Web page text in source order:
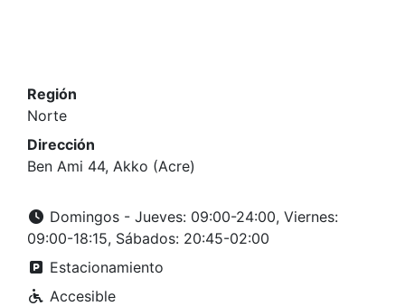
Región
Norte
Dirección
Ben Ami 44, Akko (Acre)
Domingos - Jueves: 09:00-24:00, Viernes:
09:00-18:15, Sábados: 20:45-02:00
Estacionamiento
Accesible